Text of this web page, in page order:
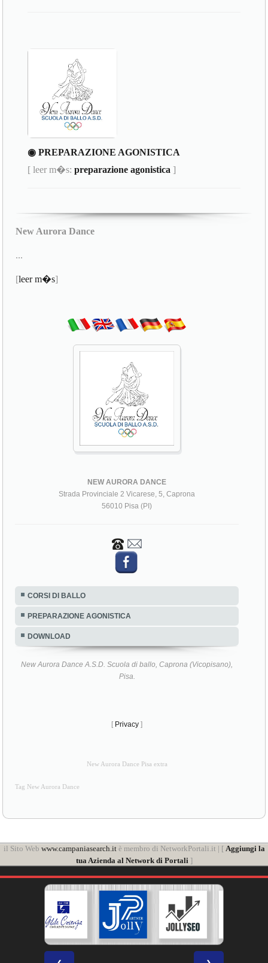
◉ PREPARAZIONE AGONISTICA
[ leer m�s:preparazione agonistica ]
New Aurora Dance
...
[leer m�s]
NEW AURORA DANCE
Strada Provinciale 2 Vicarese, 5, Caprona
56010 Pisa (PI)
CORSI DI BALLO
PREPARAZIONE AGONISTICA
DOWNLOAD
New Aurora Dance A.S.D. Scuola di ballo, Caprona (Vicopisano),
Pisa.
[ Privacy ]
New Aurora Dance Pisa extra
Tag New Aurora Dance
il Sito Web www.campaniasearch.itè membro di NetworkPortali.it | [ Aggiungi la
tua Azienda al Network di Portali ]